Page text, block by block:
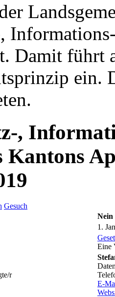
Damit führt
ein.
,
Kantons
Gesuch
Nein
1.
Eine
r
E-